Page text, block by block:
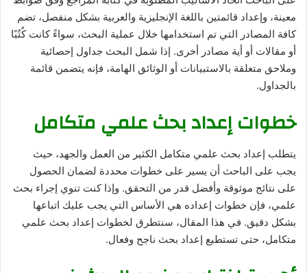
معينة، وإعداد قائمتين باللغة الإنجليزية والعربية بشكل منفصل، تضم
كافة المصادر التي تم استخدامها خلال عملية البحث، سواءً كانت كُتُبًا
أو مقالات أو أية مصادر أخرى. إذا شمل البحث جداول إحصائية
وملاحق متعلقة بالاستبيانات أو الوثائق الهامة، فإنه يتضمن قائمة
بالجداول.
خطوات إعداد بحث علمي متكامل
يتطلب إعداد بحث علمي متكامل الكثير من العمل والجهد، حيث
يجب على الباحث أن يسير على خطوات محددة لضمان الحصول
على نتائج موثوقة وأفضل قدر من التحقق. وإذا كنت تنوي إجراء بحث
علمي، فإن خطوات إعداده هي الأساس التي يجب عليك اتباعها
بشكل دقيق. في هذا المقال، سنتطرق لخطوات إعداد بحث علمي
متكامل، حتى تستطيع إعداد بحث ناجح وفعال.